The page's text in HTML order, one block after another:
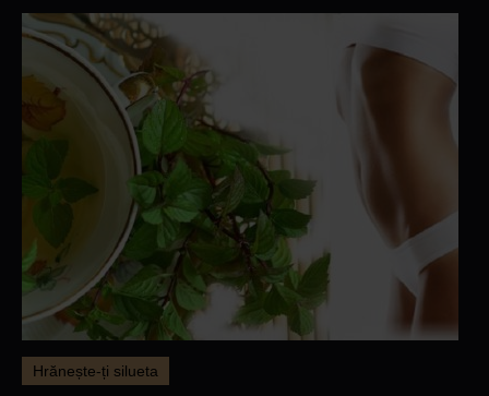
Hrănește-ți silueta